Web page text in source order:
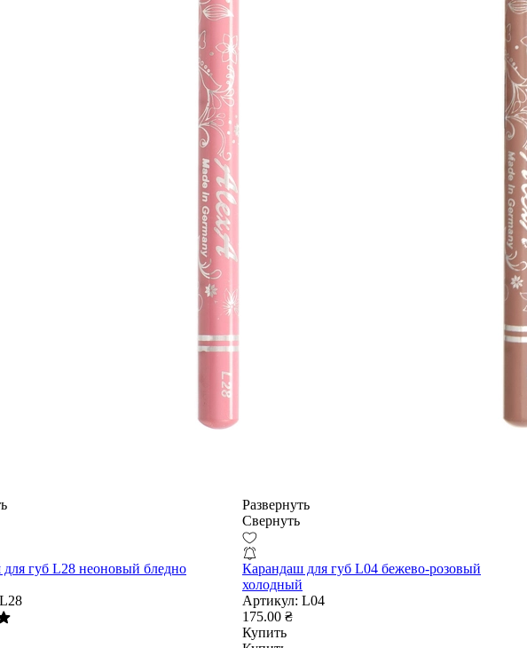
губ L28 неоновый бледно
L28
Развернуть
Свернуть
Карандаш для губ L04 бежево-розовый
холодный
Артикул: L04
175.00 ₴
Купить